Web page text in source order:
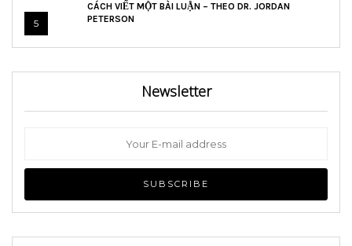
5
CÁCH VIẾT MỘT BÀI LUẬN – THEO DR. JORDAN
PETERSON
Newsletter